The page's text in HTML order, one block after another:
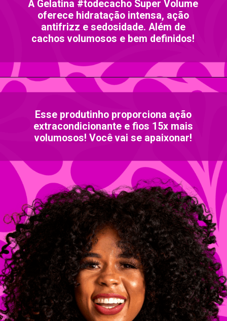
A Gelatina #todecacho Super Volume
oferece hidratação intensa, ação
antifrizz e sedosidade. Além de
cachos volumosos e bem definidos!
Opening https://www.salonline.com.br/gelatina-todecacho-super-volume-salon-line-550g
Esse produtinho proporciona ação
extracondicionante e fios 15x mais
volumosos! Você vai se apaixonar!